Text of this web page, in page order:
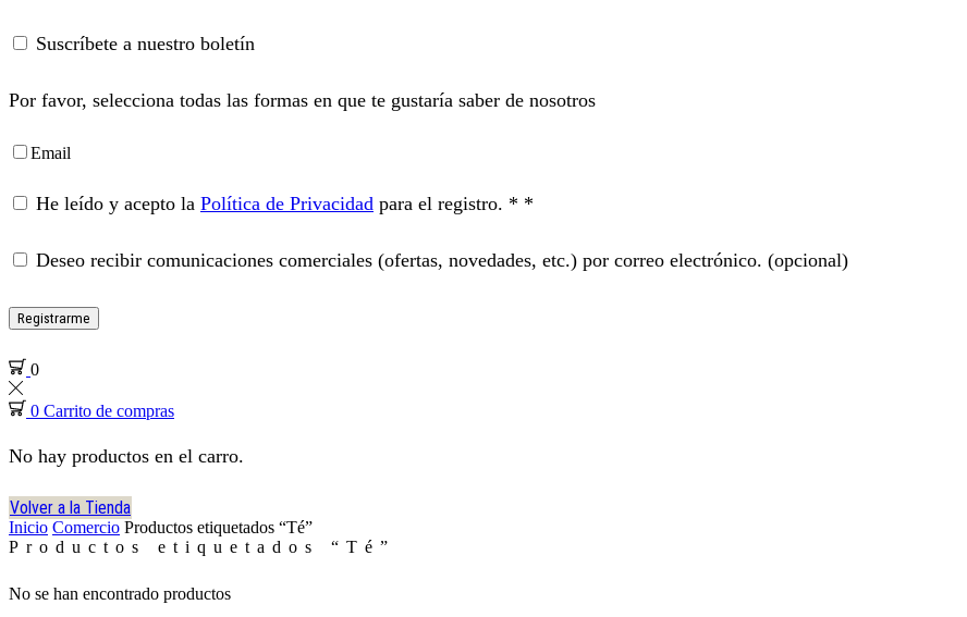
Suscríbete a nuestro boletín
Por favor, selecciona todas las formas en que te gustaría saber de nosotros
Email
He leído y acepto la Política de Privacidad para el registro. * *
Deseo recibir comunicaciones comerciales (ofertas, novedades, etc.) por correo electrónico. (opcional)
Registrarme
0
0 Carrito de compras
No hay productos en el carro.
Volver a la Tienda
Inicio Comercio Productos etiquetados “Té”
Productos etiquetados “Té”
No se han encontrado productos